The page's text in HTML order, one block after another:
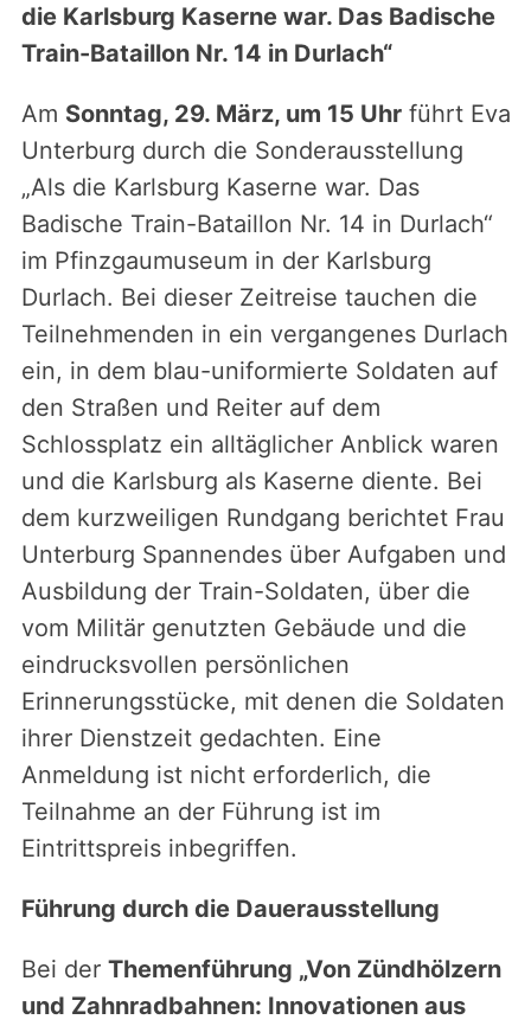
die Karlsburg Kaserne war. Das Badische
Train-Bataillon Nr. 14 in Durlach“
Am Sonntag, 29. März, um 15 Uhrführt Eva
Unterburg durch die Sonderausstellung
„Als die Karlsburg Kaserne war. Das
Badische Train-Bataillon Nr. 14 in Durlach“
im Pfinzgaumuseum in der Karlsburg
Durlach. Bei dieser Zeitreise tauchen die
Teilnehmenden in ein vergangenes Durlach
ein, in dem blau-uniformierte Soldaten auf
den Straßen und Reiter auf dem
Schlossplatz ein alltäglicher Anblick waren
und die Karlsburg als Kaserne diente. Bei
dem kurzweiligen Rundgang berichtet Frau
Unterburg Spannendes über Aufgaben und
Ausbildung der Train-Soldaten, über die
vom Militär genutzten Gebäude und die
eindrucksvollen persönlichen
Erinnerungsstücke, mit denen die Soldaten
ihrer Dienstzeit gedachten. Eine
Anmeldung ist nicht erforderlich, die
Teilnahme an der Führung ist im
Eintrittspreis inbegriffen.
Führung durch die Dauerausstellung
Bei der Themenführung „Von Zündhölzern
und Zahnradbahnen: Innovationen aus